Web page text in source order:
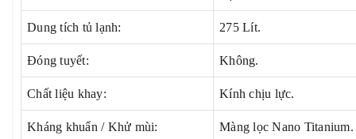
Dung tích tủ lạnh: 275 Lít.
Đóng tuyết: Không.
Chất liệu khay: Kính chịu lực.
Kháng khuẩn / Khử mùi: Màng lọc Nano Titanium.